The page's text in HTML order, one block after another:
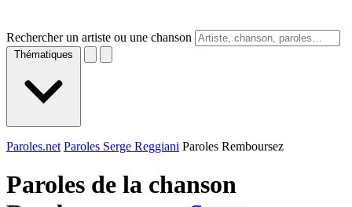
Rechercher un artiste ou une chanson
Thématiques
Paroles.net Paroles Serge Reggiani Paroles Remboursez
Paroles de la chanson